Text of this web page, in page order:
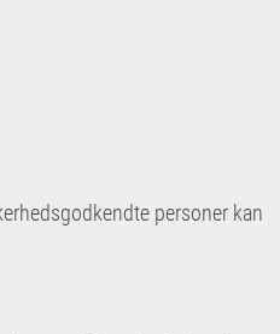
personer kan